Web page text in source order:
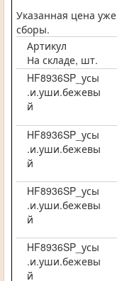
Указанная цена
сборы.
Артикул
На складе, шт.
HF8936SP_усы
.и.уши.бежевы
й
HF8936SP_усы
.и.уши.бежевы
й
HF8936SP_усы
.и.уши.бежевы
й
HF8936SP_усы
.и.уши.бежевы
й